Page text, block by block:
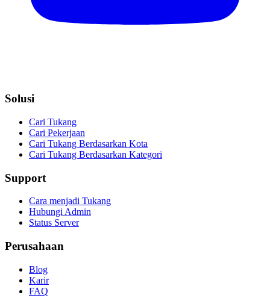
Solusi
Cari Tukang
Cari Pekerjaan
Cari Tukang Berdasarkan Kota
Cari Tukang Berdasarkan Kategori
Support
Cara menjadi Tukang
Hubungi Admin
Status Server
Perusahaan
Blog
Karir
FAQ